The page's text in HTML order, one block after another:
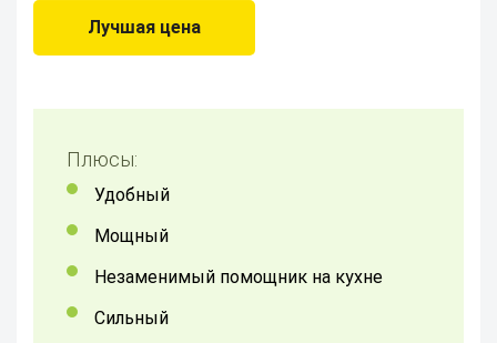
Лучшая цена
Плюсы:
удобный
Мощный
незаменимый помощник на кухне
сильный